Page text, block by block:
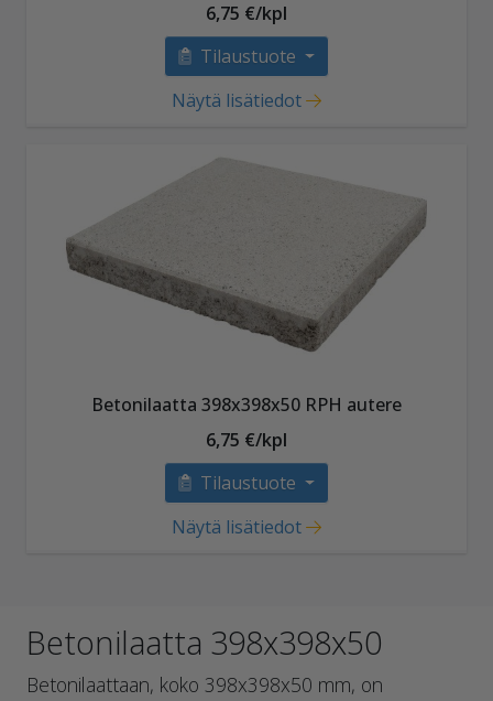
6,75 €/kpl
Tilaustuote
Näytä lisätiedot
Betonilaatta 398x398x50 RPH autere
6,75 €/kpl
Tilaustuote
Näytä lisätiedot
Betonilaatta 398x398x50
Betonilaattaan, koko 398x398x50 mm, on